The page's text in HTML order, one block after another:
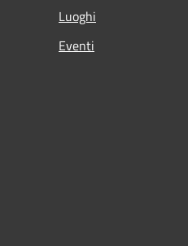
Luoghi
Eventi